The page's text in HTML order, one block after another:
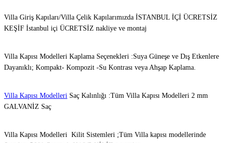
Villa Giriş Kapıları/Villa Çelik Kapılarımızda İSTANBUL İÇİ ÜCRETSİZ
KEŞİF İstanbul içi ÜCRETSİZ nakliye ve montaj
Villa Kapısı Modelleri Kaplama Seçenekleri :Suya Güneşe ve Dış Etkenlere
Dayanıklı; Kompakt- Kompozit -Su Kontrası veya Ahşap Kaplama.
Villa Kapısı Modelleri Saç Kalınlığı :Tüm Villa Kapısı Modelleri 2 mm
GALVANİZ Saç
Villa Kapısı Modelleri Kilit Sistemleri ;Tüm Villa kapısı modellerinde